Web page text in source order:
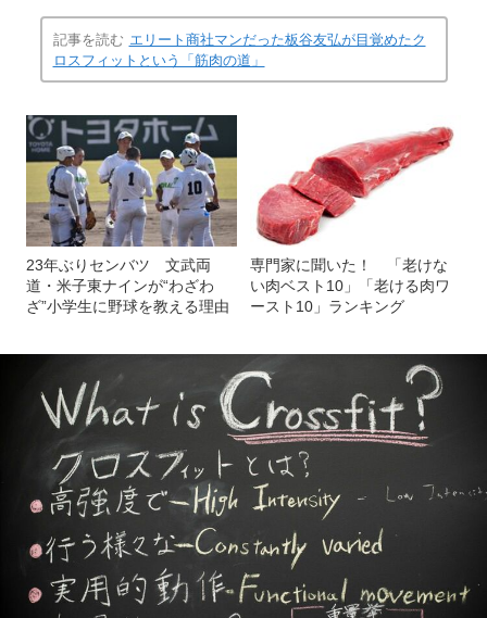
記事を読む エリート商社マンだった板谷友弘が目覚めたク
ロスフィットという「筋肉の道」
23年ぶりセンバツ 文武両
道・米子東ナインが“わざわ
ざ”小学生に野球を教える理由
専門家に聞いた！ 「老けな
い肉ベスト10」「老ける肉ワ
ースト10」ランキング